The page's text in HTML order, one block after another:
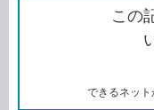
この
できるネット